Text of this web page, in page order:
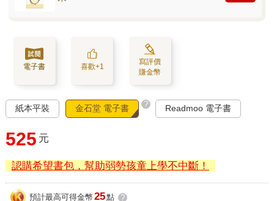
電子書 喜歡+1
寫評價
賺金幣
紙本平裝 金石堂 電子書 ? Readmoo 電子書
525 元
認購希望書包，幫助弱勢孩童上學不中斷！
預計最高可得金幣 25點 ?